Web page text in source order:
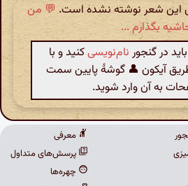
این شعر نوشته نشده است. 💬 من
بگذارم ...
در گنجور نام‌نویسیکنید و با
طریق آیکون 👤 گوشهٔ پایین سمت
به آن وارد شوید.
معرفی
پرسش‌های متداول
چهره‌ها